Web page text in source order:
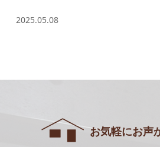
2025.05.08
お気軽にお声